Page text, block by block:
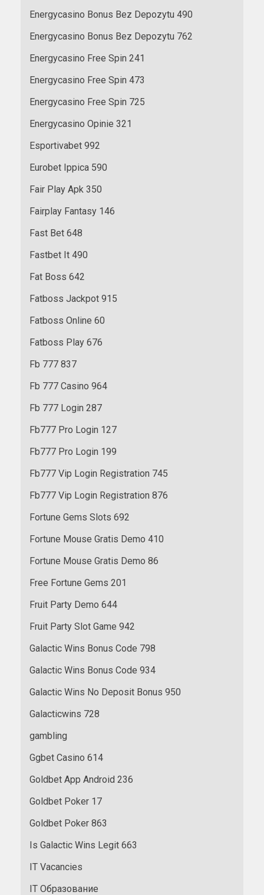
Energycasino Bonus Bez Depozytu 490
Energycasino Bonus Bez Depozytu 762
Energycasino Free Spin 241
Energycasino Free Spin 473
Energycasino Free Spin 725
Energycasino Opinie 321
Esportivabet 992
Eurobet Ippica 590
Fair Play Apk 350
Fairplay Fantasy 146
Fast Bet 648
Fastbet It 490
Fat Boss 642
Fatboss Jackpot 915
Fatboss Online 60
Fatboss Play 676
Fb 777 837
Fb 777 Casino 964
Fb 777 Login 287
Fb777 Pro Login 127
Fb777 Pro Login 199
Fb777 Vip Login Registration 745
Fb777 Vip Login Registration 876
Fortune Gems Slots 692
Fortune Mouse Gratis Demo 410
Fortune Mouse Gratis Demo 86
Free Fortune Gems 201
Fruit Party Demo 644
Fruit Party Slot Game 942
Galactic Wins Bonus Code 798
Galactic Wins Bonus Code 934
Galactic Wins No Deposit Bonus 950
Galacticwins 728
gambling
Ggbet Casino 614
Goldbet App Android 236
Goldbet Poker 17
Goldbet Poker 863
Is Galactic Wins Legit 663
IT Vacancies
IT Образование